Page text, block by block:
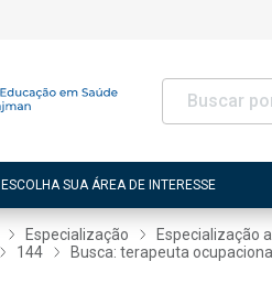
ESCOLHA SUA ÁREA DE INTERESSE
Especialização Especialização
144 Busca: terapeuta ocupacional